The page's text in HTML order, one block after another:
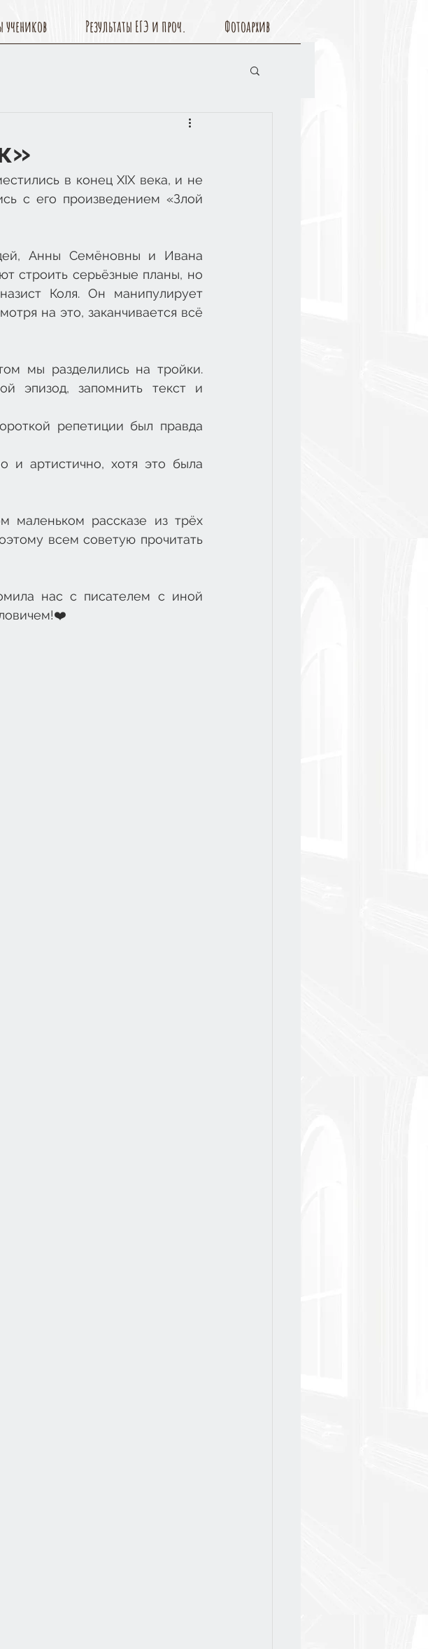
учеников Результаты ЕГЭ и проч. Фотоархив
в конец XIX века, и не
с его произведением «Злой
Анны Семёновны и Ивана
строить серьёзные планы, но
Коля. Он манипулирует
на это, заканчивается всё
мы разделились на тройки.
эпизод, запомнить текст и
репетиции был правда
и артистично, хотя это была
маленьком рассказе из трёх
всем советую прочитать
нас с писателем с иной